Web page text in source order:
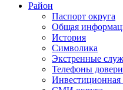
Район
Паспорт округа
Общая
История
Символика
Экстренные
Телефоны
Инвестиционная